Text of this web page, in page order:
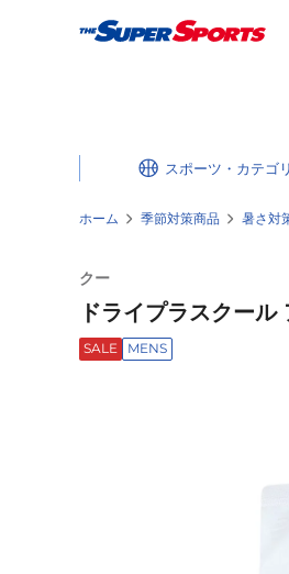
スポーツ・カテゴリ
ホーム 季節対策商品 暑さ対
クー
ドライプラスクー
SALE MENS